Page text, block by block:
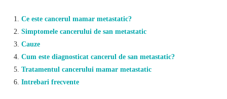
1. Ce este cancerul mamar metastatic?
2. Simptomele cancerului de san metastatic
3. Cauze
4. Cum este diagnosticat cancerul de san metastatic?
5. Tratamentul cancerului mamar metastatic
6. Intrebari frecvente